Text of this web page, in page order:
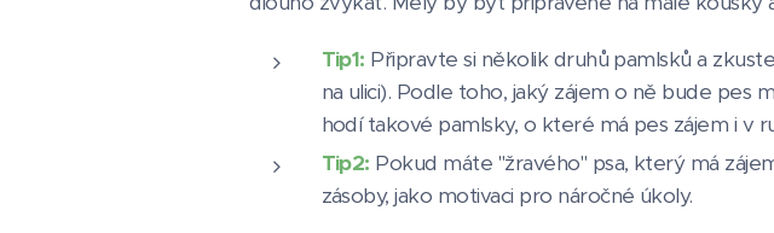
Tip1: Připravte si několik druhů pamlsků a
na ulici). Podle toho, jaký zájem o ně bude pes
hodí takové pamlsky, o které má pes zájem i v
Tip2: Pokud máte "žravého" psa, který má
zásoby, jako motivaci pro náročné úkoly.